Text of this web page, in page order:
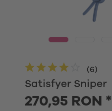
Satisfyer Sniper
(6)
270,95 RON *